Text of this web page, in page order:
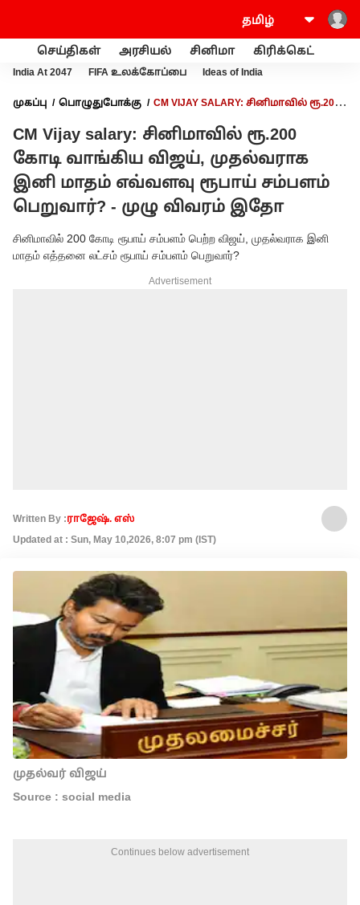
செய்திகள் அரசியல் சினிமா கிரிக்கெட்
India At 2047 FIFA உலக்கோப்பை Ideas of India
முகப்பு பொழுதுபோக்கு
CM VIJAY SALARY: சினிமாவில் ரூ.200
சம்பளம் பெறுவார்? - முழு விவரம் இதோ
CM Vijay salary: சினிமாவில் ரூ.200
கோடி வாங்கிய விஜய், முதல்வராக
இனி மாதம் எவ்வளவு ரூபாய் சம்பளம்
பெறுவார்? - முழு விவரம் இதோ
சினிமாவில் 200 கோடி ரூபாய் சம்பளம் பெற்ற விஜய், முதல்வராக இனி
மாதம் எத்தனை லட்சம் ரூபாய் சம்பளம் பெறுவார்?
Advertisement
Written By :ராஜேஷ். எஸ்
Updated at : Sun, May 10,2026, 8:07 pm (IST)
முதல்வர் விஜய்
Source : social media
Continues below advertisement